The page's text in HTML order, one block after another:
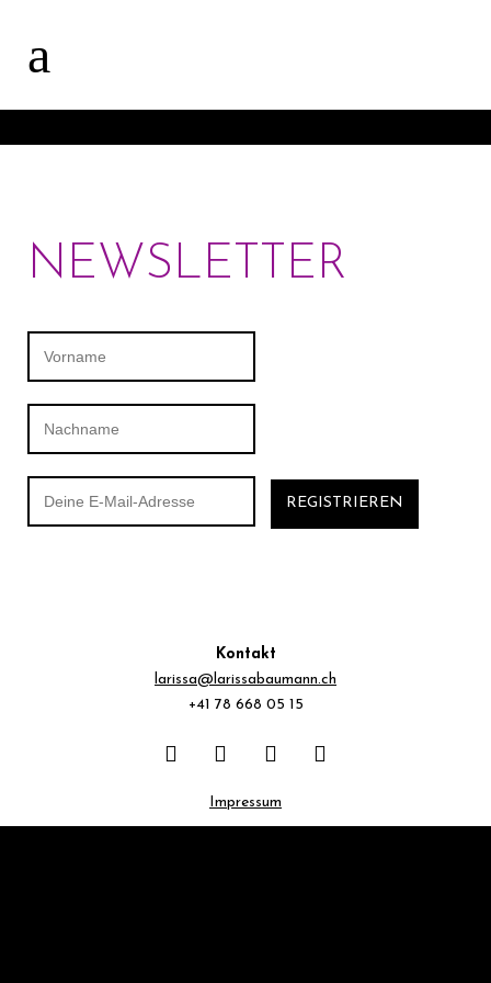
NEWSLETTER
Kontakt
larissa@larissabaumann.ch
+41 78 668 05 15
Impressum